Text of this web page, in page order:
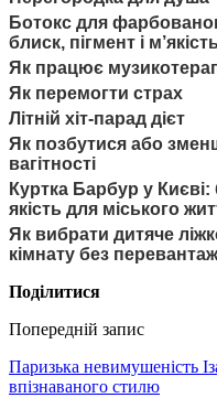
Ботокс для
блиск, пігмент і
Як працює
Як перемогти страх
Літній хіт-парад дієт
Як позбутися або
вагітності
Куртка Барбур у
якість для міського
Як вибрати дитяче
кімнату без
Поділитися
Попередній запис
Паризька невимушеність
впізнаваного стилю